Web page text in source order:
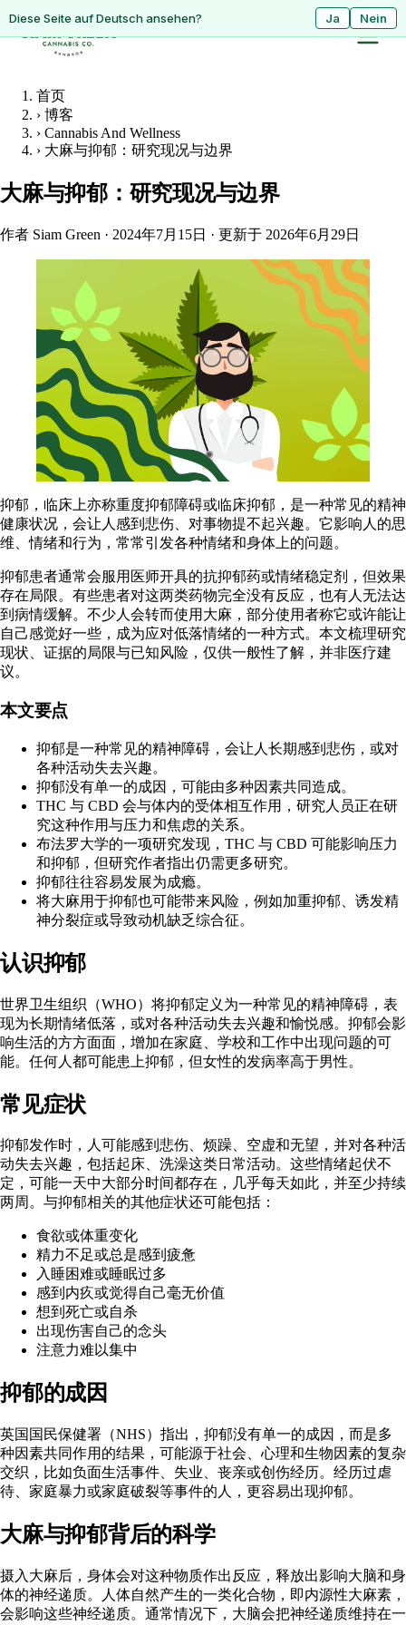
ดูหน้านี้เป็นภาษาไทย? ใช่ ไม่ใช่
Diese Seite auf Deutsch ansehen? Ja Nein
首页
› 博客
› Cannabis And Wellness
› 大麻与抑郁：研究现况与边界
大麻与抑郁：研究现况与边界
作者 Siam Green · 2024年7月15日 · 更新于 2026年6月29日
抑郁，临床上亦称重度抑郁障碍或临床抑郁，是一种常见的精神
健康状况，会让人感到悲伤、对事物提不起兴趣。它影响人的思
维、情绪和行为，常常引发各种情绪和身体上的问题。
抑郁患者通常会服用医师开具的抗抑郁药或情绪稳定剂，但效果
存在局限。有些患者对这两类药物完全没有反应，也有人无法达
到病情缓解。不少人会转而使用大麻，部分使用者称它或许能让
自己感觉好一些，成为应对低落情绪的一种方式。本文梳理研究
现状、证据的局限与已知风险，仅供一般性了解，并非医疗建
议。
本文要点
抑郁是一种常见的精神障碍，会让人长期感到悲伤，或对
各种活动失去兴趣。
抑郁没有单一的成因，可能由多种因素共同造成。
THC 与 CBD 会与体内的受体相互作用，研究人员正在研
究这种作用与压力和焦虑的关系。
布法罗大学的一项研究发现，THC 与 CBD 可能影响压力
和抑郁，但研究作者指出仍需更多研究。
抑郁往往容易发展为成瘾。
将大麻用于抑郁也可能带来风险，例如加重抑郁、诱发精
神分裂症或导致动机缺乏综合征。
认识抑郁
世界卫生组织（WHO） 将抑郁定义为一种常见的精神障碍，表
现为长期情绪低落，或对各种活动失去兴趣和愉悦感。抑郁会影
响生活的方方面面，增加在家庭、学校和工作中出现问题的可
能。任何人都可能患上抑郁，但女性的发病率高于男性。
常见症状
抑郁发作时，人可能感到悲伤、烦躁、空虚和无望，并对各种活
动失去兴趣，包括起床、洗澡这类日常活动。这些情绪起伏不
定，可能一天中大部分时间都存在，几乎每天如此，并至少持续
两周。与抑郁相关的其他症状还可能包括：
食欲或体重变化
精力不足或总是感到疲惫
入睡困难或睡眠过多
感到内疚或觉得自己毫无价值
想到死亡或自杀
出现伤害自己的念头
注意力难以集中
抑郁的成因
英国国民保健署（NHS） 指出，抑郁没有单一的成因，而是多
种因素共同作用的结果，可能源于社会、心理和生物因素的复杂
交织，比如负面生活事件、失业、丧亲或创伤经历。经历过虐
待、家庭暴力或家庭破裂等事件的人，更容易出现抑郁。
大麻与抑郁背后的科学
摄入 大麻后，身体会对这种物质作出反应，释放出影响大脑和身
体的神经递质。人体自然产生的一类化合物，即内源性大麻素，
会影响这些神经递质。通常情况下，大脑会把神经递质维持在一